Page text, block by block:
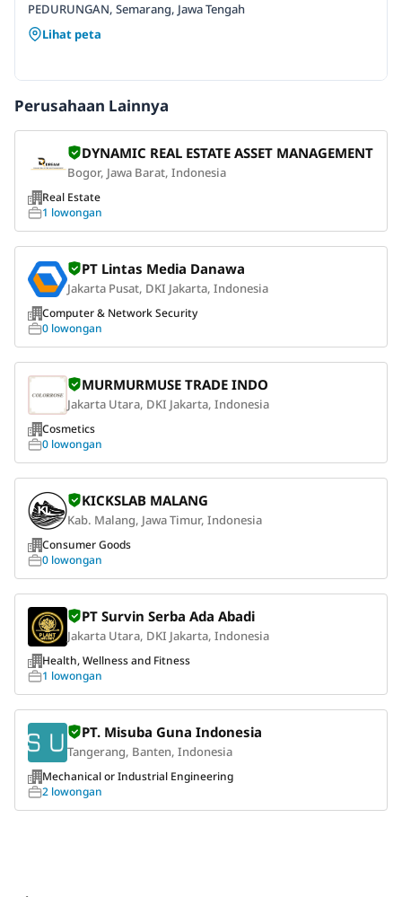
PEDURUNGAN, Semarang, Jawa Tengah
Lihat peta
Perusahaan Lainnya
DYNAMIC REAL ESTATE ASSET MANAGEMENT
Bogor, Jawa Barat, Indonesia
Real Estate
1 lowongan
PT Lintas Media Danawa
Jakarta Pusat, DKI Jakarta, Indonesia
Computer & Network Security
0 lowongan
MURMURMUSE TRADE INDO
Jakarta Utara, DKI Jakarta, Indonesia
Cosmetics
0 lowongan
KICKSLAB MALANG
Kab. Malang, Jawa Timur, Indonesia
Consumer Goods
0 lowongan
PT Survin Serba Ada Abadi
Jakarta Utara, DKI Jakarta, Indonesia
Health, Wellness and Fitness
1 lowongan
PT. Misuba Guna Indonesia
Tangerang, Banten, Indonesia
Mechanical or Industrial Engineering
2 lowongan